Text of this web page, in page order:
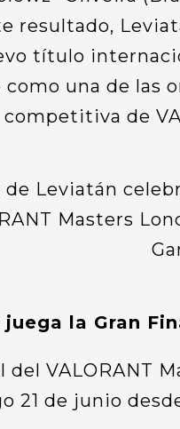
resultado,
título
como una de las
de
juega la Gran
del VALORANT
21 de junio